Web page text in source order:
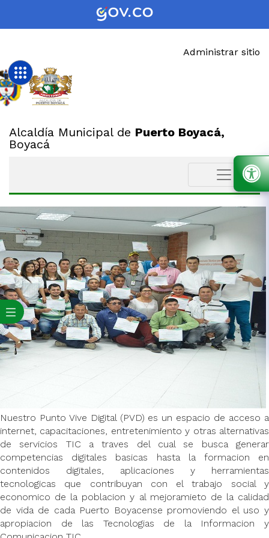
Administrar sitio
Alcaldía Municipal de Puerto Boyacá,
Boyacá
Nuestro Punto Vive Digital (PVD) es un espacio de acceso a
internet, capacitaciones, entretenimiento y otras alternativas
de servicios TIC a traves del cual se busca generar
competencias digitales basicas hasta la formacion en
contenidos digitales, aplicaciones y herramientas
tecnologicas que contribuyan con el trabajo social y
economico de la poblacion y al mejoramieto de la calidad
de vida de cada Puerto Boyacense promoviendo el uso y
apropiacion de las Tecnologias de la Informacion y